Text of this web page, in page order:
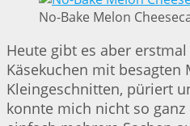
No-Bake Melon
Heute gibt es aber
Käsekuchen mit besagten
Kleingeschnitten, püriert
konnte mich nicht so